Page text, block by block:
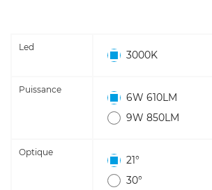
Led
3000K
Puissance
6W 610LM
9W 850LM
Optique
21°
30°